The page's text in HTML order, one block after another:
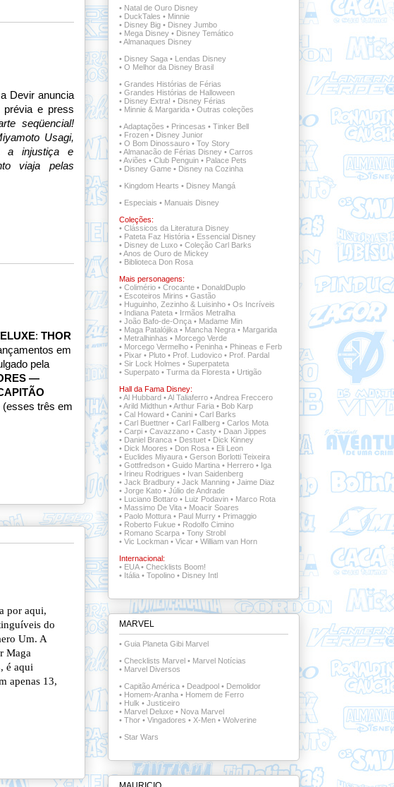
Devir anuncia
prévia e press
seqüencial!
Usagi,
a injustiça e
viaja pelas
: THOR
em
pela
—
(esses três em
por aqui,
do
Um. A
Maga
é aqui
apenas 13,
• Natal de Ouro Disney
• DuckTales • Minnie
• Disney Big • Disney Jumbo
• Mega Disney • Disney Temático
•Almanaques Disney
• Disney Saga• Lendas Disney
• O Melhor da Disney Brasil
• Grandes Histórias de Férias
• Grandes Histórias de Halloween
• Disney Extra! • Disney Férias
• Minnie & Margarida• Outras coleções
• Adaptações • Princesas • Tinker Bell
• Frozen• Disney Junior
• O Bom Dinossauro • Toy Story
•Almanacão de Férias Disney • Carros
• Aviões • Club Penguin• Palace Pets
• Disney Game• Disney na Cozinha
• Kingdom Hearts • Disney Mangá
• Especiais • Manuais Disney
Coleções:
• Clássicos da Literatura Disney
• Pateta Faz História• Essencial Disney
• Disney de Luxo• Coleção Carl Barks
•Anos de Ouro de Mickey
• Biblioteca Don Rosa
Mais personagens:
• Colimério• Crocante• DonaldDuplo
• Escoteiros Mirins • Gastão
• Huguinho, Zezinho & Luisinho• Os Incríveis
• Indiana Pateta • Irmãos Metralha
• João Bafo-de-Onça • Madame Min
• Maga Patalójika• Mancha Negra• Margarida
• Metralhinhas • Morcego Verde
• Morcego Vermelho • Peninha• Phineas e Ferb
• Pixar• Pluto• Prof. Ludovico • Prof. Pardal
• Sir Lock Holmes • Superpateta
• Superpato• Turma da Floresta• Urtigão
Hall da Fama Disney:
•Al Hubbard•Al Taliaferro•Andrea Freccero
•Arild Midthun•Arthur Faria• Bob Karp
• Cal Howard• Canini• Carl Barks
• Carl Buettner• Carl Fallberg • Carlos Mota
• Carpi • Cavazzano• Casty• Daan Jippes
• Daniel Branca• Destuet• Dick Kinney
• Dick Moores • Don Rosa• Eli Leon
• Euclides Miyaura • Gerson Borlotti Teixeira
• Gottfredson • Guido Martina • Herrero• Iga
• Irineu Rodrigues • Ivan Saidenberg
• Jack Bradbury• Jack Manning• Jaime Diaz
• Jorge Kato• Júlio de Andrade
• Luciano Bottaro• Luiz Podavin• Marco Rota
• Massimo De Vita • Moacir Soares
• Paolo Mottura • Paul Murry • Primaggio
• Roberto Fukue • Rodolfo Cimino
• Romano Scarpa • Tony Strobl
• Vic Lockman• Vicar • William van Horn
Internacional:
• EUA • Checklists Boom!
• Itália • Topolino • Disney Intl
MARVEL
• Guia Planeta Gibi Marvel
• Checklists Marvel• Marvel Notícias
• Marvel Diversos
• Capitão América• Deadpool• Demolidor
• Homem-Aranha• Homem de Ferro
• Hulk • Justiceiro
• Marvel Deluxe• Nova Marvel
• Thor • Vingadores • X-Men• Wolverine
• Star Wars